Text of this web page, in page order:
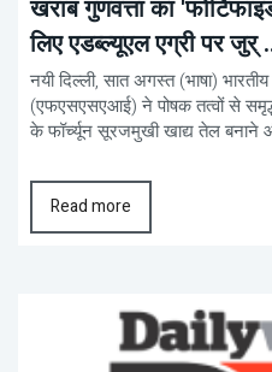
खराब गुणवत्ता का
लिए एडब्ल्यूएल एग्री पर जुर्
नयी दिल्ली, सात अगस्त (भाषा)
(एफएसएसएआई) ने पोषक तत्वों से
के फॉर्च्यून सूरजमुखी खाद्य तेल
Read more